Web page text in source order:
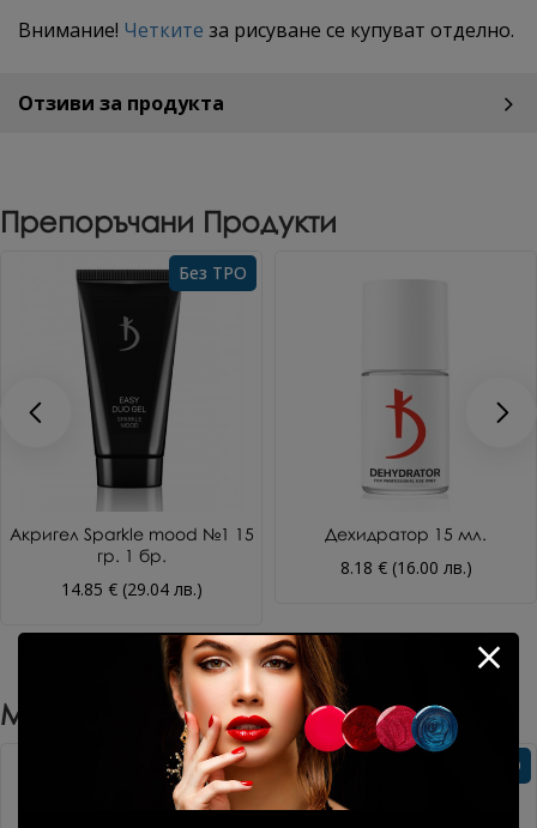
Внимание! Четките за рисуване се купуват отделно.
Отзиви за продукта
Препоръчани Продукти
Без TPO
Акригел Sparkle mood №1 15
гр. 1 бр.
14.85 € (29.04 лв.)
Дехидратор 15 мл.
8.18 € (16.00 лв.)
Може Да Харесате Още
Без TPO Без TPO